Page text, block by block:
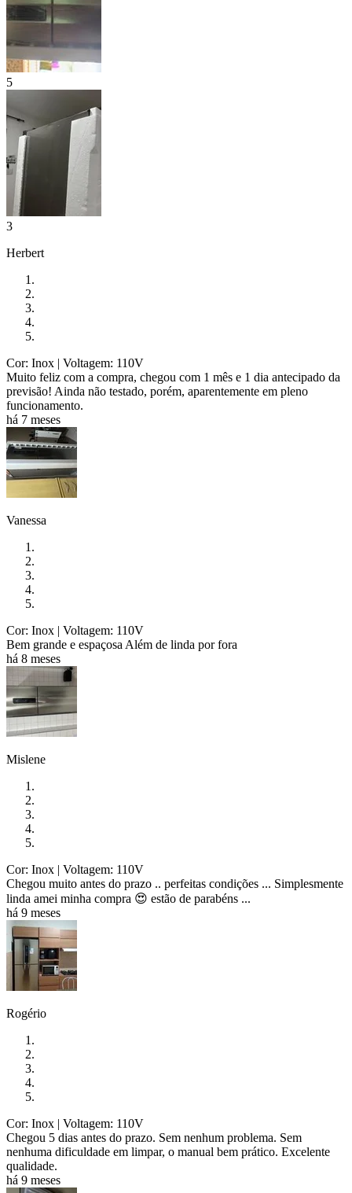
5
3
Herbert
Cor: Inox | Voltagem: 110V
Muito feliz com a compra, chegou com 1 mês e 1 dia antecipado da
previsão! Ainda não testado, porém, aparentemente em pleno
funcionamento.
há 7 meses
Vanessa
Cor: Inox | Voltagem: 110V
Bem grande e espaçosa Além de linda por fora
há 8 meses
Mislene
Cor: Inox | Voltagem: 110V
Chegou muito antes do prazo .. perfeitas condições ... Simplesmente
linda amei minha compra 😍 estão de parabéns ...
há 9 meses
Rogério
Cor: Inox | Voltagem: 110V
Chegou 5 dias antes do prazo. Sem nenhum problema. Sem
nenhuma dificuldade em limpar, o manual bem prático. Excelente
qualidade.
há 9 meses